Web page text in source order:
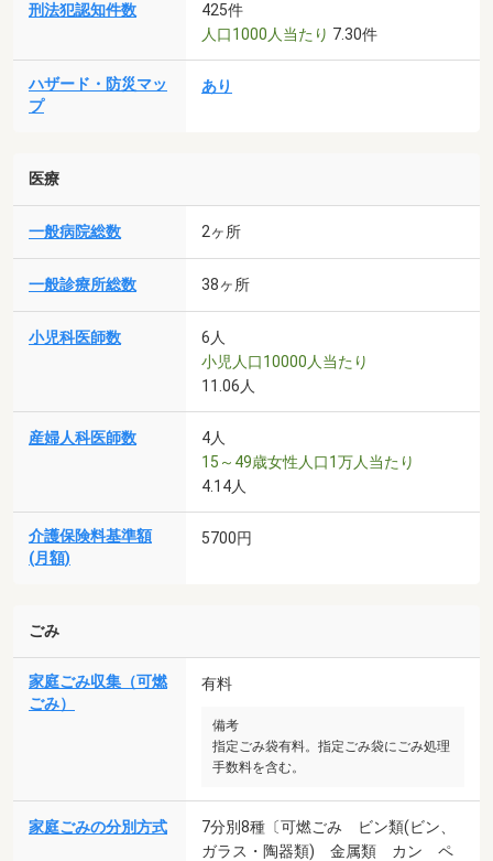
刑法犯認知件数
425件
人口1000人当たり 7.30件
ハザード・防災マッ
プ
あり
医療
一般病院総数 2ヶ所
一般診療所総数 38ヶ所
小児科医師数
6人
小児人口10000人当たり
11.06人
産婦人科医師数
4人
15～49歳女性人口1万人当たり
4.14人
介護保険料基準額
(月額)
5700円
ごみ
家庭ごみ収集（可燃
ごみ）
有料
備考
指定ごみ袋有料。指定ごみ袋にごみ処理
手数料を含む。
家庭ごみの分別方式
7分別8種〔可燃ごみ ビン類(ビン、
ガラス・陶器類) 金属類 カン ペ